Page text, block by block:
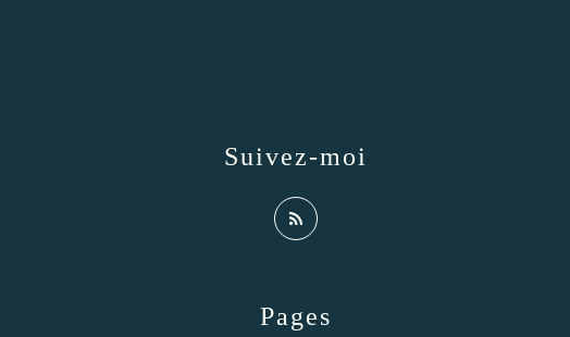
Pages
Suivez-moi